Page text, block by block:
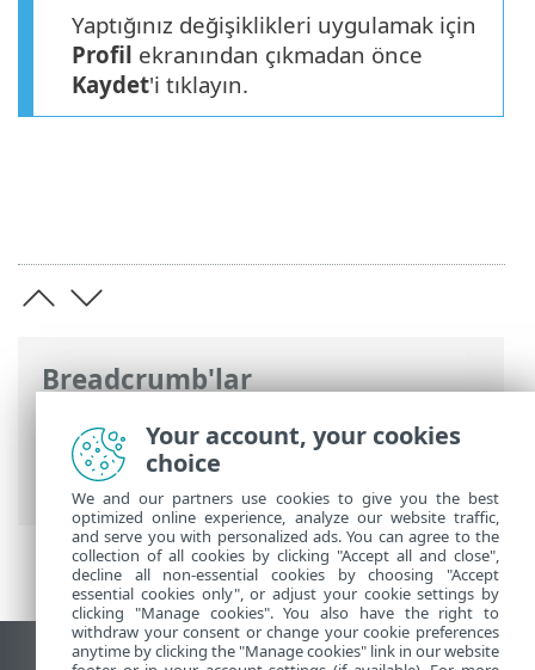
Breadcrumb'lar
ESET Online Yardım>ESET Business
Account >ESET Business Account
kullanarak
Kullanıcı yönetimi > Profil
Yaptığınız değişiklikleri uygulamak için
Profil ekranından çıkmadan önce
Kaydet'i tıklayın.
Your account, your cookies
choice
We and our partners use cookies to give you the best
optimized online experience, analyze our website traffic,
and serve you with personalized ads. You can agree to the
collection of all cookies by clicking "Accept all and close",
decline all non-essential cookies by choosing "Accept
essential cookies only", or adjust your cookie settings by
clicking "Manage cookies". You also have the right to
withdraw your consent or change your cookie preferences
anytime by clicking the "Manage cookies" link in our website